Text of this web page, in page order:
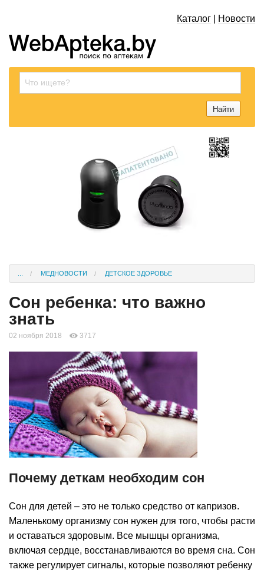
Каталог Новости
МЕДНОВОСТИ ДЕТСКОЕ ЗДОРОВЬЕ
Сон ребенка: что важно
знать
02 ноября 2018 3717
Почему деткам необходим сон
Сон для детей – это не только средство от капризов.
Маленькому организму сон нужен для того, чтобы расти
и оставаться здоровым. Все мышцы организма,
включая сердце, восстанавливаются во время сна. Сон
также регулирует сигналы, которые позволяют ребенку